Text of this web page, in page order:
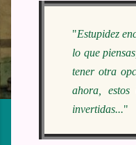
"Estupidez
lo que
tener otra
ahora, estos
invertidas..."